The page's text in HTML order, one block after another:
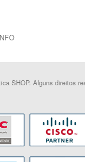
SHOP. Alguns direitos